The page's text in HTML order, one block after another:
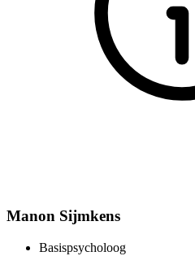
Manon Sijmkens
Basispsycholoog